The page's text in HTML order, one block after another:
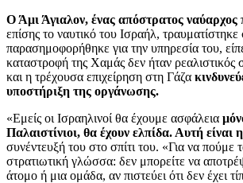
Ο Άμι Άγιαλον, ένας απόστρατος ναύαρχος
επίσης το ναυτικό του Ισραήλ,
παρασημοφορήθηκε για την υπηρεσία του,
καταστροφή της Χαμάς δεν ήταν ρεαλιστικός
και η τρέχουσα επιχείρηση στη Γάζα
υποστήριξη της οργάνωσης.
«Εμείς οι Ισραηλινοί θα έχουμε ασφάλεια
Παλαιστίνιοι, θα έχουν ελπίδα. Αυτή είναι
συνέντευξή του στο σπίτι του. «Για να πούμε
στρατιωτική γλώσσα: δεν μπορείτε να
άτομο ή μια ομάδα, αν πιστεύει ότι δεν έχει